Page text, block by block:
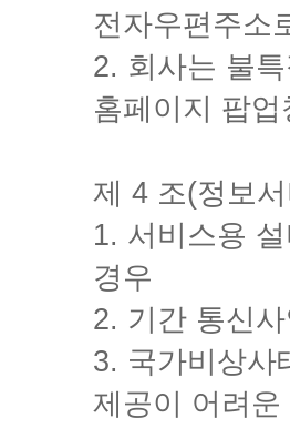
전자우편주소
2. 회사는 불
홈페이지 팝
제 4 조(정보
1. 서비스용
경우
2. 기간 통신
3. 국가비상사
제공이 어려운